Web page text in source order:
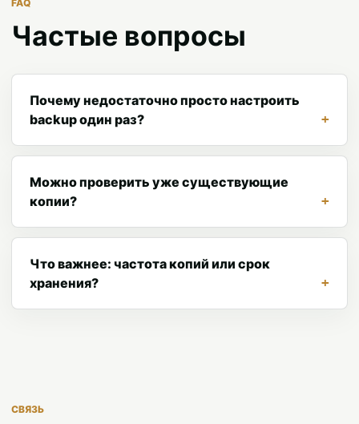
FAQ
Частые вопросы
Почему недостаточно просто настроить
backup один раз?
Можно проверить уже существующие
копии?
Что важнее: частота копий или срок
хранения?
СВЯЗЬ